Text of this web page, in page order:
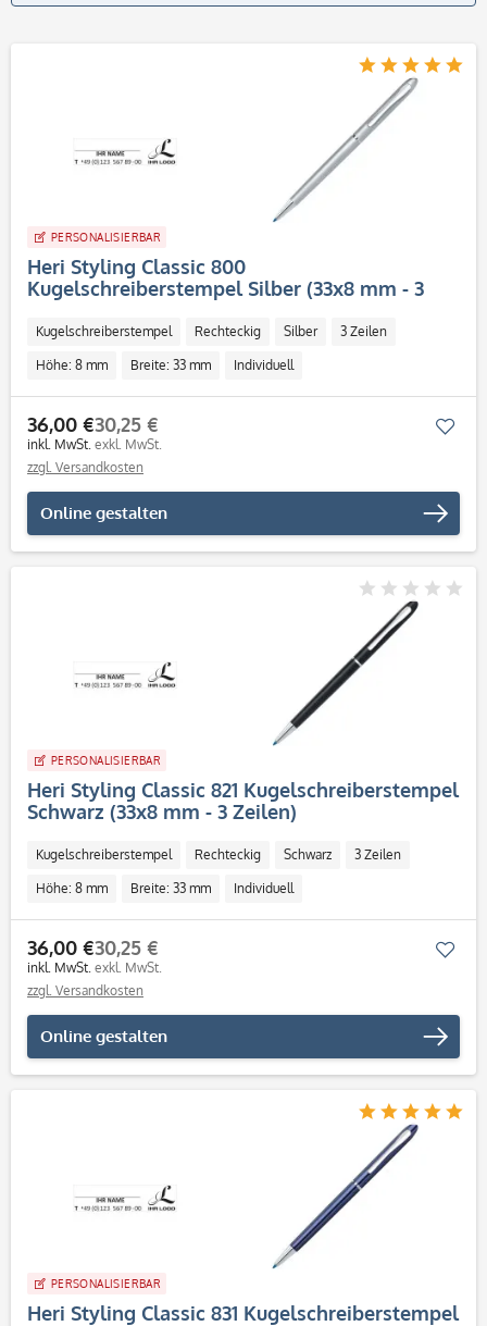
PERSONALISIERBAR
Heri Styling Classic 800
Kugelschreiberstempel Silber (33x8 mm - 3
Kugelschreiberstempel Rechteckig Silber 3 Zeilen
Höhe: 8 mm Breite: 33 mm Individuell
36,00 €
inkl. MwSt.
30,25 €
exkl. MwSt.
zzgl. Versandkosten
Online gestalten
PERSONALISIERBAR
Heri Styling Classic 821 Kugelschreiberstempel
Schwarz (33x8 mm - 3 Zeilen)
Kugelschreiberstempel Rechteckig Schwarz 3 Zeilen
Höhe: 8 mm Breite: 33 mm Individuell
36,00 €
inkl. MwSt.
30,25 €
exkl. MwSt.
zzgl. Versandkosten
Online gestalten
PERSONALISIERBAR
Heri Styling Classic 831 Kugelschreiberstempel